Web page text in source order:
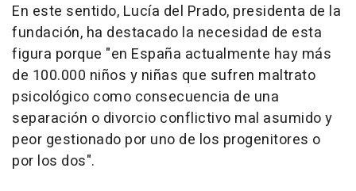
En este sentido, Lucía del Prado, presidenta de la
fundación, ha destacado la necesidad de esta
figura porque "en España actualmente hay más
de 100.000 niños y niñas que sufren maltrato
psicológico como consecuencia de una
separación o divorcio conflictivo mal asumido y
peor gestionado por uno de los progenitores o
por los dos".